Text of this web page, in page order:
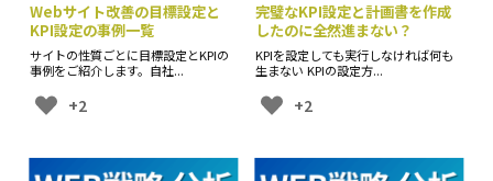
Webサイト改善の目標設定と
KPI設定の事例一覧
サイトの性質ごとに目標設定とKPIの
事例をご紹介します。自社...
+2
完璧なKPI設定と計画書を作成
したのに全然進まない？
KPIを設定しても実行しなければ何も
生まない KPIの設定方...
+2